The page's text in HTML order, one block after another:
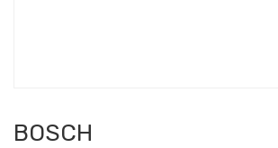
BOSCH